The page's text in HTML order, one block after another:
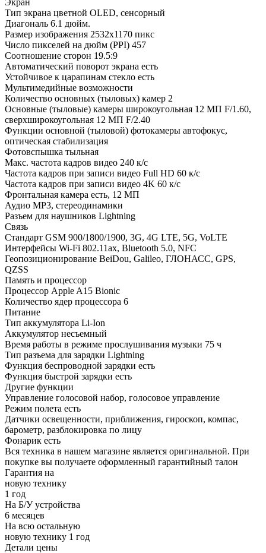
Тип экрана цветной OLED, сенсорный
Диагональ 6.1 дюйм.
Размер изображения 2532x1170 пикс
Число пикселей на дюйм (PPI) 457
Соотношение сторон 19.5:9
Автоматический поворот экрана есть
Устойчивое к царапинам стекло есть
Мультимедийные возможности
Количество основных (тыловых) камер 2
Основные (тыловые) камеры широкоугольная 12 МП F/1.60,
сверхширокоугольная 12 МП F/2.40
Функции основной (тыловой) фотокамеры автофокус,
оптическая стабилизация
Фотовспышка тыльная
Макс. частота кадров видео 240 к/с
Частота кадров при записи видео Full HD 60 к/c
Частота кадров при записи видео 4K 60 к/c
Фронтальная камера есть, 12 МП
Аудио MP3, стереодинамики
Разъем для наушников Lightning
Связь
Стандарт GSM 900/1800/1900, 3G, 4G LTE, 5G, VoLTE
Интерфейсы Wi-Fi 802.11ax, Bluetooth 5.0, NFC
Геопозиционирование BeiDou, Galileo, ГЛОНАСС, GPS,
QZSS
Память и процессор
Процессор Apple A15 Bionic
Количество ядер процессора 6
Питание
Тип аккумулятора Li-Ion
Аккумулятор несъемный
Время работы в режиме прослушивания музыки 75 ч
Тип разъема для зарядки Lightning
Функция беспроводной зарядки есть
Функция быстрой зарядки есть
Другие функции
Управление голосовой набор, голосовое управление
Режим полета есть
Датчики освещенности, приближения, гироскоп, компас,
барометр, разблокировка по лицу
Фонарик есть
Вся техника в нашем магазине является оригинальной. При
покупке вы получаете оформленный гарантийный талон
Гарантия на
новую технику
1 год
На Б/У устройства
6 месяцев
На всю остальную
новую технику 1 год
Детали цены